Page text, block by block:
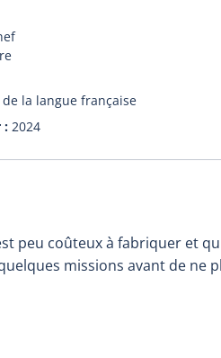
la langue française
2024
peu coûteux à fabriquer et
missions avant de ne